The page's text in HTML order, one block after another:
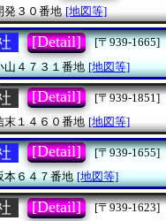
発３０番地 [地図等]
[Detail]
[〒939-1665]
山４７３１番地 [地図等]
[Detail]
[〒939-1851]
末１４６０番地 [地図等]
[Detail]
[〒939-1655]
本６４７番地 [地図等]
[Detail]
[〒939-1623]